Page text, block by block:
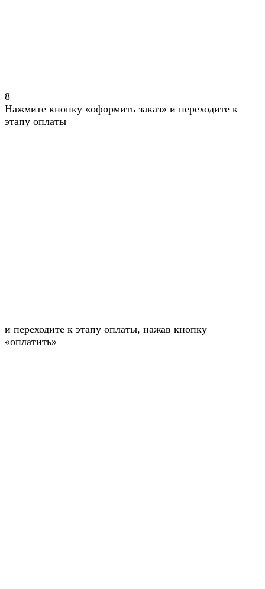
8
Нажмите кнопку «оформить заказ» и переходите к
этапу оплаты
и переходите к этапу оплаты, нажав кнопку
«оплатить»